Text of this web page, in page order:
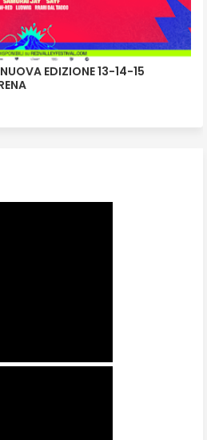
EDIZIONE 13-14-15